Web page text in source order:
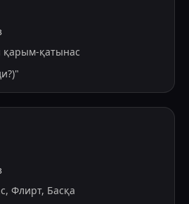
қарым-қатынас
"
Флирт, Басқа